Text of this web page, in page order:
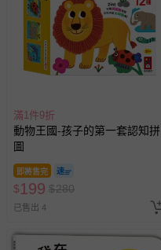
滿1件9折
動物王國-孩子的第一套認知拼
圖
即將售完
$199 $280
已售出 4